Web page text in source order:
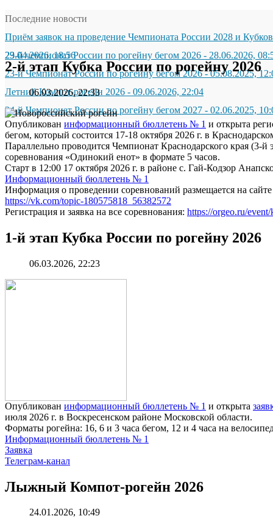
Последние новости
Приём заявок на проведение Чемпионата России 2028 и
29.04.2026, 18:56
23-й чемпионат России по рогейну бегом 2026 - 28.06.2026,
23-й Чемпионат России по рогейну бегом 2026-05.08.2025,
Летний Компот-рогейн 2026 - 09.06.2026, 22:04
24-й Чемпионат России по рогейну бегом 2027 - 02.06.2025,
2-й этап Кубка России по рогейну 2026
06.03.2026, 22:33
Опубликован информационный бюллетень № 1 и открыта
бегом, который состоится 17-18 октября 2026 г. в
Параллельно проводится Чемпионат Краснодарского края (3-
соревнования «Одинокий енот» в формате 5 часов.
Старт в 12:00 17 октября 2026 г. в районе с. Гай-Кодзор
Информационный бюллетень № 1
Информация о проведении соревнований размещается на
https://vk.com/topic-180575818_56382572
Регистрация и заявка на все соревнования: https://orgeo.ru/
1-й этап Кубка России по рогейну 2026
06.03.2026, 22:23
Опубликован информационный бюллетень № 1 и открыта
июля 2026 г. в Воскресенском районе Московской области.
Форматы рогейна: 16, 6 и 3 часа бегом, 12 и 4 часа на
Информационный бюллетень № 1
Заявка
Телеграм-канал
Лыжный Компот-рогейн 2026
24.01.2026, 10:49